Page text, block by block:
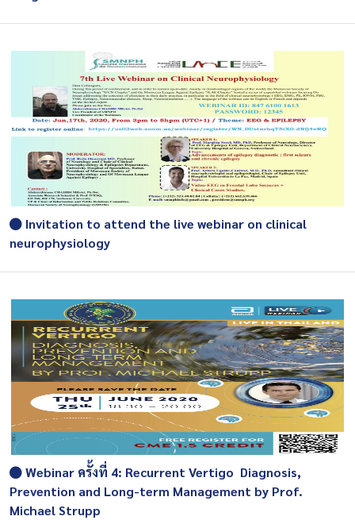
Invitation to attend the live webinar on clinical
neurophysiology
Webinar ครั้งที่ 4: Recurrent Vertigo  Diagnosis,
Prevention and Long-term Management by Prof.
Michael Strupp